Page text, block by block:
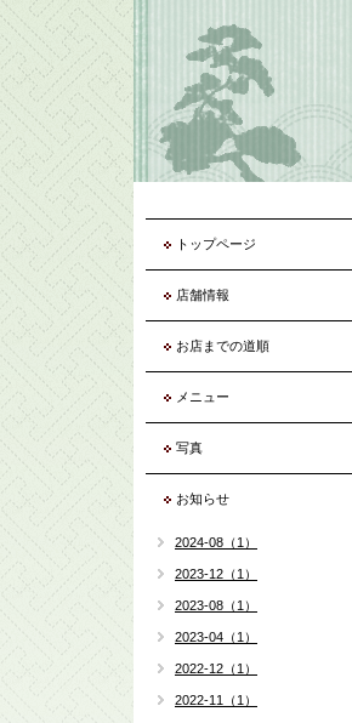
トップページ
店舗情報
お店までの道順
メニュー
写真
お知らせ
2024-08（1）
2023-12（1）
2023-08（1）
2023-04（1）
2022-12（1）
2022-11（1）